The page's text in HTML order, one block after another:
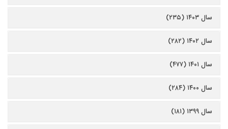
سال ۱۴۰۳ (۲۳۵)
سال ۱۴۰۲ (۲۸۲)
سال ۱۴۰۱ (۴۷۷)
سال ۱۴۰۰ (۲۸۴)
سال ۱۳۹۹ (۱۸۱)